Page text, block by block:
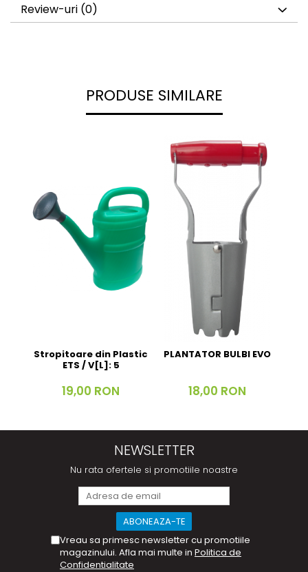
Review-uri (0)
PRODUSE SIMILARE
Stropitoare din Plastic
ETS / V[L]: 5
19,00 RON
PLANTATOR BULBI EVO
18,00 RON
NEWSLETTER
Nu rata ofertele si promotiile noastre
Vreau sa primesc newsletter cu promotiile
magazinului. Afla mai multe in Politica de
Confidentialitate